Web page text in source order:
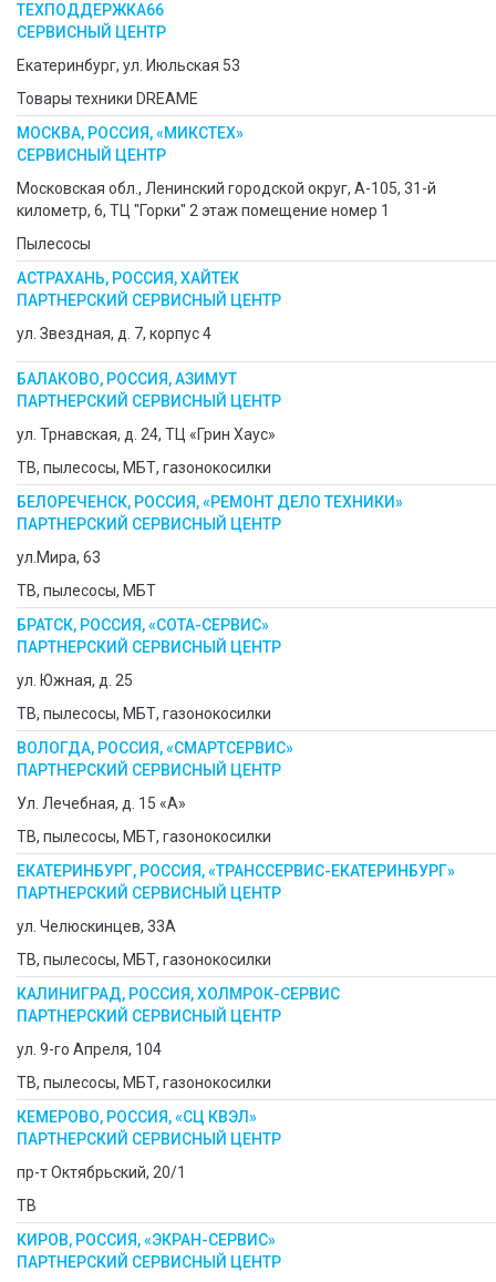
ТЕХПОДДЕРЖКА66
СЕРВИСНЫЙ ЦЕНТР
Екатеринбург, ул. Июльская 53
Товары техники DREAME
МОСКВА, РОССИЯ, «МИКСТЕХ»
СЕРВИСНЫЙ ЦЕНТР
Московская обл., Ленинский городской округ, А-105, 31-й
километр, 6, ТЦ "Горки" 2 этаж помещение номер 1
Пылесосы
АСТРАХАНЬ, РОССИЯ, ХАЙТЕК
ПАРТНЕРСКИЙ СЕРВИСНЫЙ ЦЕНТР
ул. Звездная, д. 7, корпус 4
БАЛАКОВО, РОССИЯ, АЗИМУТ
ПАРТНЕРСКИЙ СЕРВИСНЫЙ ЦЕНТР
ул. Трнавская, д. 24, ТЦ «Грин Хаус»
ТВ, пылесосы, МБТ, газонокосилки
БЕЛОРЕЧЕНСК, РОССИЯ, «РЕМОНТ ДЕЛО ТЕХНИКИ»
ПАРТНЕРСКИЙ СЕРВИСНЫЙ ЦЕНТР
ул.Мира, 63
ТВ, пылесосы, МБТ
БРАТСК, РОССИЯ, «СОТА-СЕРВИС»
ПАРТНЕРСКИЙ СЕРВИСНЫЙ ЦЕНТР
ул. Южная, д. 25
ТВ, пылесосы, МБТ, газонокосилки
ВОЛОГДА, РОССИЯ, «СМАРТСЕРВИС»
ПАРТНЕРСКИЙ СЕРВИСНЫЙ ЦЕНТР
Ул. Лечебная, д. 15 «А»
ТВ, пылесосы, МБТ, газонокосилки
ЕКАТЕРИНБУРГ, РОССИЯ, «ТРАНССЕРВИС-ЕКАТЕРИНБУРГ»
ПАРТНЕРСКИЙ СЕРВИСНЫЙ ЦЕНТР
ул. Челюскинцев, 33А
ТВ, пылесосы, МБТ, газонокосилки
КАЛИНИГРАД, РОССИЯ, ХОЛМРОК-СЕРВИС
ПАРТНЕРСКИЙ СЕРВИСНЫЙ ЦЕНТР
ул. 9-го Апреля, 104
ТВ, пылесосы, МБТ, газонокосилки
КЕМЕРОВО, РОССИЯ, «СЦ КВЭЛ»
ПАРТНЕРСКИЙ СЕРВИСНЫЙ ЦЕНТР
пр-т Октябрьский, 20/1
ТВ
КИРОВ, РОССИЯ, «ЭКРАН-СЕРВИС»
ПАРТНЕРСКИЙ СЕРВИСНЫЙ ЦЕНТР